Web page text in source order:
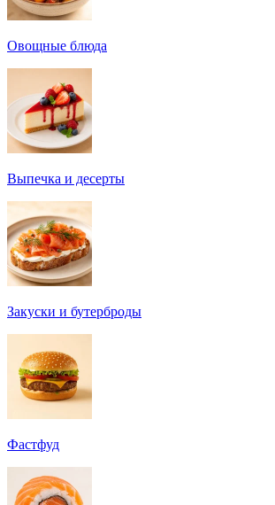
Овощные блюда
Выпечка и десерты
Закуски и бутерброды
Фастфуд